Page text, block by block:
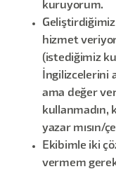
kuruyorum.
hizmet
(istediğimiz
İngilizcelerini
ama değer
kullanmadın,
yazar mısın/
Ekibimle iki
vermem